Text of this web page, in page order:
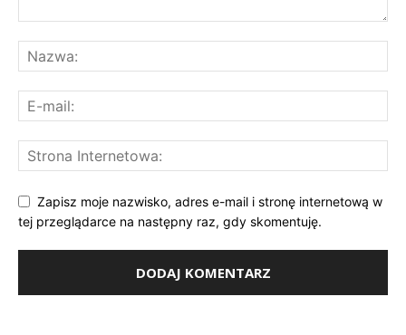
Zapisz moje nazwisko, adres e-mail i stronę internetową w
tej przeglądarce na następny raz, gdy skomentuję.